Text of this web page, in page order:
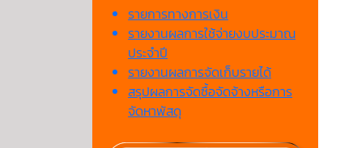
รายการทางการเงิน
รายงานผลการใช้จ่ายงบประมาณ
ประจำปี
รายงานผลการจัดเก็บรายได้
สรุปผลการจัดซื้อจัดจ้างหรือการ
จัดหาพัสดุ